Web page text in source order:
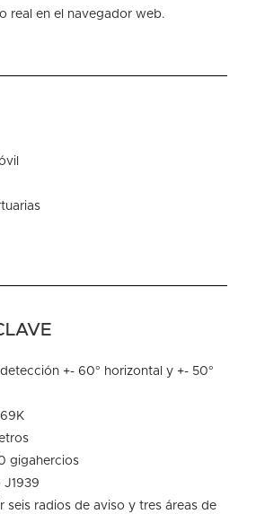
real en el navegador web.
+- 60° horizontal y +- 50°
gigahercios
J1939
seis radios de aviso y tres áreas de